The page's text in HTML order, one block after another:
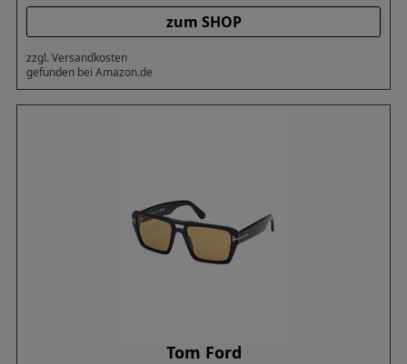
zum SHOP
zzgl. Versandkosten
gefunden bei Amazon.de
Tom Ford